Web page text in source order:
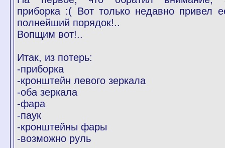
приборка :( Вот только недавно привел
полнейший порядок!..
Вопщим вот!..
Итак, из потерь:
-приборка
-кронштейн левого зеркала
-оба зеркала
-фара
-паук
-кронштейны фары
-возможно руль